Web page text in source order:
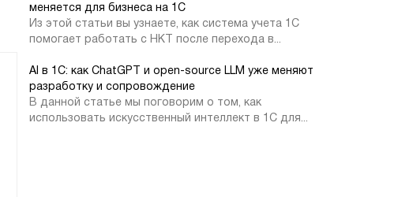
меняется для бизнеса на 1С
Из этой статьи вы узнаете, как система учета 1С
помогает работать с НКТ после перехода в...
AI в 1С: как ChatGPT и open-source LLM уже меняют
разработку и сопровождение
В данной статье мы поговорим о том, как
использовать искусственный интеллект в 1С для...